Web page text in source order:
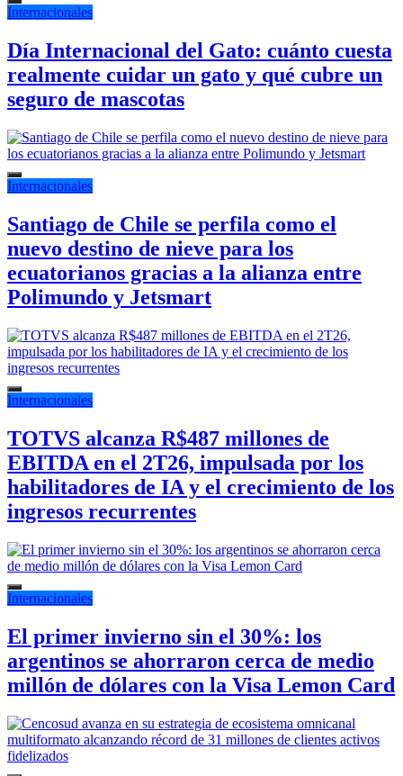
Internacionales
Día Internacional del Gato: cuánto cuesta
realmente cuidar un gato y qué cubre un
seguro de mascotas
Internacionales
Santiago de Chile se perfila como el
nuevo destino de nieve para los
ecuatorianos gracias a la alianza entre
Polimundo y Jetsmart
Internacionales
TOTVS alcanza R$487 millones de
EBITDA en el 2T26, impulsada por los
habilitadores de IA y el crecimiento de los
ingresos recurrentes
Internacionales
El primer invierno sin el 30%: los
argentinos se ahorraron cerca de medio
millón de dólares con la Visa Lemon Card